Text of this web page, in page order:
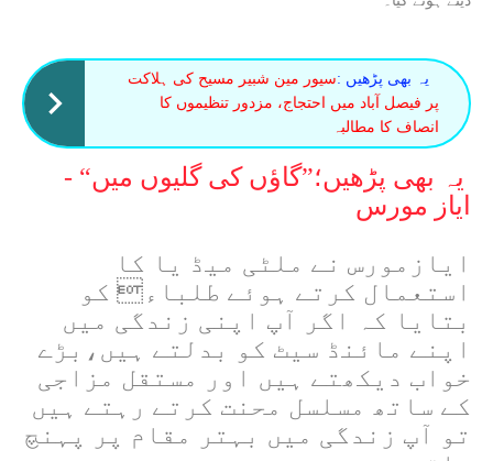
یہ بھی پڑھیں :سیور مین شبیر مسیح کی ہلاکت
پر فیصل آباد میں احتجاج، مزدور تنظیموں کا
انصاف کا مطالبہ
یہ بھی پڑھیں؛”گاؤں کی گلیوں میں“ -
ایاز مورس
ایازمورس نے ملٹی میڈ یا کا
استعمال کرتے ہوئے طلباء کو
بتایا کہ اگر آپ اپنی زندگی میں
اپنے مائنڈ سیٹ کو بدلتے ہیں،بڑے
خواب دیکھتے ہیں اور مستقل مزاجی
کے ساتھ مسلسل محنت کرتے رہتے ہیں
تو آپ زندگی میں بہتر مقام پر پہنچ